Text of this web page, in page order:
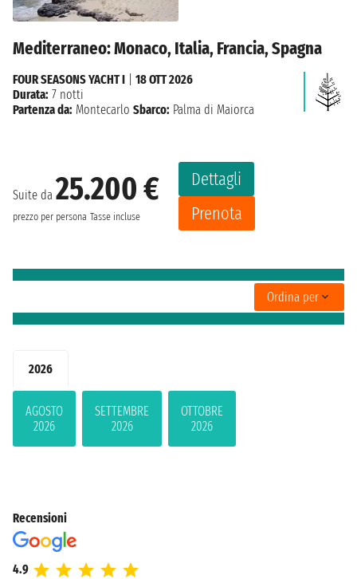
2026
AGOSTO
2026
SETTEMBRE
2026
OTTOBRE
2026
Mediterraneo: Monaco, Italia, Francia, Spagna
Suite da 25.200 €
prezzo per persona Tasse incluse
Dettagli
Prenota
FOUR SEASONS YACHT I
18 OTT 2026
Durata: 7 notti
Partenza da: Montecarlo Sbarco: Palma di Maiorca
Ordina per
Recensioni
4.9